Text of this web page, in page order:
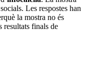
Les respostes han
la mostra no és
resultats finals de